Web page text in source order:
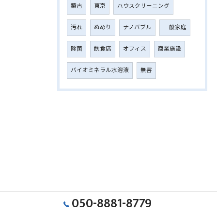
築古 東京 ハウスクリーニング
汚れ ぬめり ナノバブル 一般家庭
除菌 飲食店 オフィス 商業施設
バイオミネラル水溶液 無害
050-8881-8779